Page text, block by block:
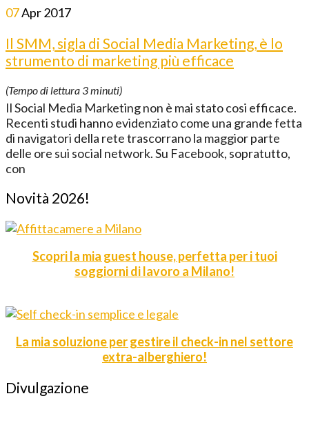
07Apr2017
Il SMM, sigla di Social Media Marketing, è lo
strumento di marketing più efficace
(Tempo di lettura 3minuti)
Il Social Media Marketing non è mai stato cosi efficace.
Recenti studi hanno evidenziato come una grande fetta
di navigatori della rete trascorrano la maggior parte
delle ore sui social network. Su Facebook, sopratutto,
con
Novità 2026!
Scopri la mia guest house, perfetta per i tuoi
soggiorni di lavoro a Milano!
La mia soluzione per gestire il check-in nel settore
extra-alberghiero!
Divulgazione